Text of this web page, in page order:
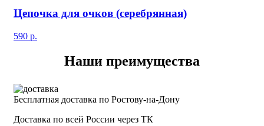
Цепочка для очков (серебрянная)
590 р.
Наши преимущества
Бесплатная доставка по Ростову-на-Дону
Доставка по всей России через ТК